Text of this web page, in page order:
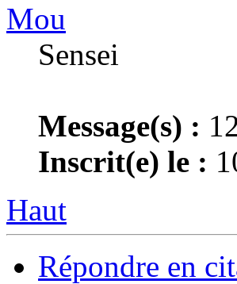
Mou
Sensei
Message(s) :
Inscrit(e) le :
Haut
Répondre en